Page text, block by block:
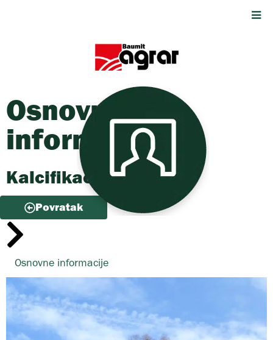
Osnovne
informacije
Kalcifikacija
Povratak
Osnovne informacije